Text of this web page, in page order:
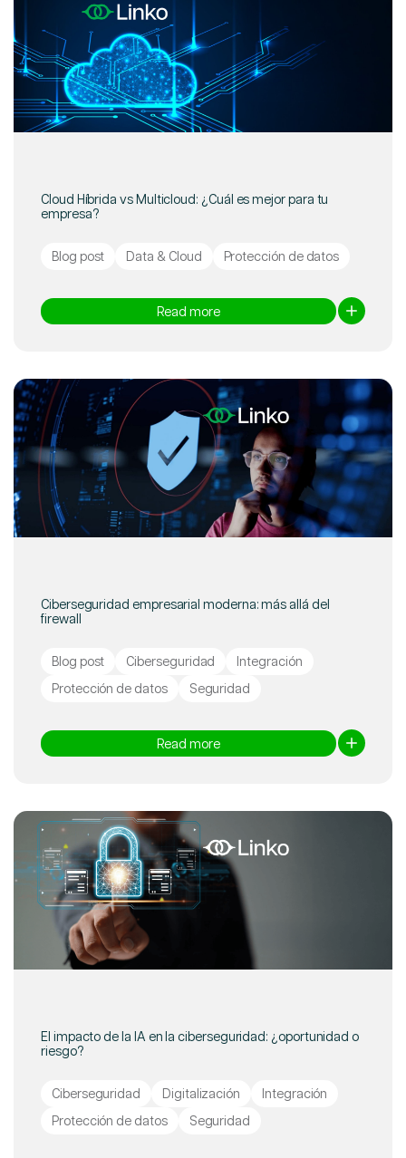
Cloud Híbrida vs Multicloud: ¿Cuál es mejor para tu
empresa?
Blog post Data & Cloud Protección de datos
Read more
Ciberseguridad empresarial moderna: más allá del
firewall
Blog post Ciberseguridad
Integración
Protección de datos
Seguridad
Read more
El impacto de la IA en la ciberseguridad: ¿oportunidad o
riesgo?
Ciberseguridad Digitalización
Integración
Protección de datos
Seguridad